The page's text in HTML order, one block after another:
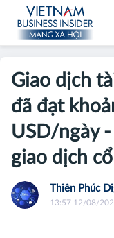
Giao dịch
đã đạt
USD/ngày
giao dịch
Thiên Phúc
13:57 12/08/